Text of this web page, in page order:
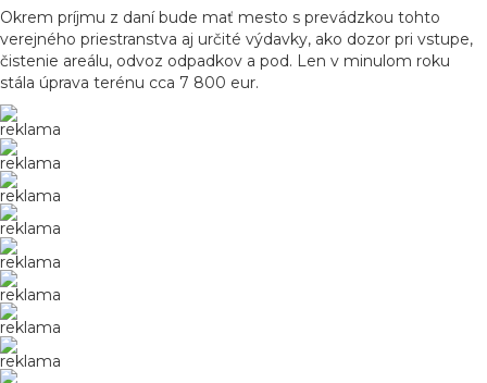
Okrem príjmu z daní bude mať mesto s prevádzkou tohto
verejného priestranstva aj určité výdavky, ako dozor pri vstupe,
čistenie areálu, odvoz odpadkov a pod. Len v minulom roku
stála úprava terénu cca 7 800 eur.
reklama
reklama
reklama
reklama
reklama
reklama
reklama
reklama